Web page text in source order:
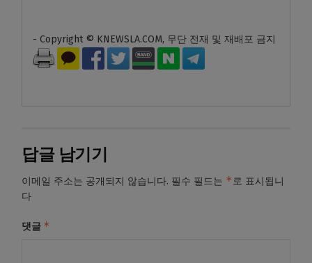
- Copyright © KNEWSLA.COM, 무단 전재 및 재배포 금지
답글 남기기
이메일 주소는 공개되지 않습니다. 필수 필드는 *로 표시됩니
다
댓글 *